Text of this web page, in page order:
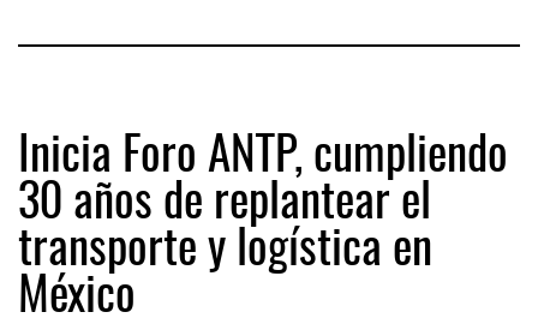
Inicia Foro ANTP, cumpliendo
30 años de replantear el
transporte y logística en
México